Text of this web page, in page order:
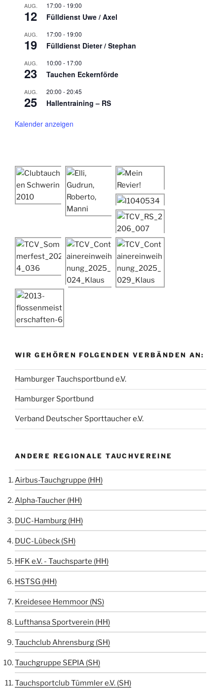
AUG.
12
17:00 - 19:00
Fülldienst Uwe / Axel
AUG.
19
17:00 - 19:00
Fülldienst Dieter / Stephan
AUG.
23
10:00 - 17:00
Tauchen Eckernförde
AUG.
25
20:00 -20:45
Hallentraining – RS
Kalender anzeigen
WIR GEHÖREN FOLGENDEN VERBÄNDEN AN:
Hamburger Tauchsportbund e.V.
Hamburger Sportbund
Verband Deutscher Sporttaucher e.V.
ANDERE REGIONALE TAUCHVEREINE
Airbus-Tauchgruppe (HH)
Alpha-Taucher (HH)
DUC-Hamburg (HH)
DUC-Lübeck (SH)
HFK e.V. - Tauchsparte (HH)
HSTSG (HH)
Kreidesee Hemmoor (NS)
Lufthansa Sportverein (HH)
Tauchclub Ahrensburg (SH)
Tauchgruppe SEPIA (SH)
Tauchsportclub Tümmler e.V. (SH)